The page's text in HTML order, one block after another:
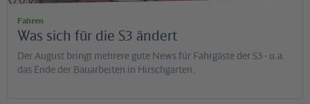
Fahren
Was sich für die S3 ändert
Der August bringt mehrere gute News für Fahrgäste der S3 - u.a.
das Ende der Bauarbeiten in Hirschgarten.